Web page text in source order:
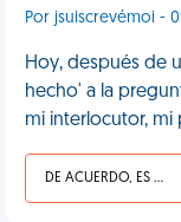
Por jsuiscrevémoi -
Hoy, después de
hecho' a la
mi interlocutor, mi
DE ACUERDO, ES UNA VIDA HP